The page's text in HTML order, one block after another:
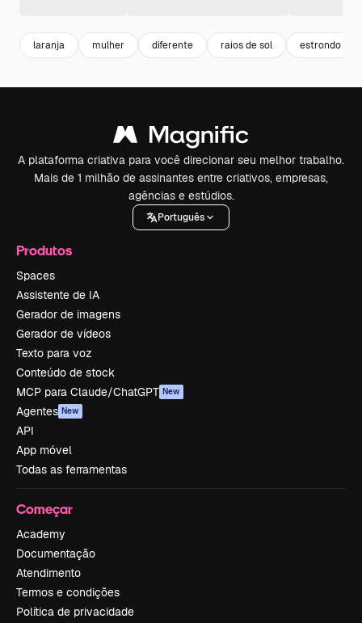
laranja mulher diferente raios de sol estrondo
A plataforma criativa para você direcionar seu melhor trabalho.
Mais de 1 milhão de assinantes entre criativos, empresas,
agências e estúdios.
Português
Produtos
Spaces
Assistente de IA
Gerador de imagens
Gerador de vídeos
Texto para voz
Conteúdo de stock
MCP para Claude/ChatGPT New
Agentes New
API
App móvel
Todas as ferramentas
Começar
Academy
Documentação
Atendimento
Termos e condições
Política de privacidade